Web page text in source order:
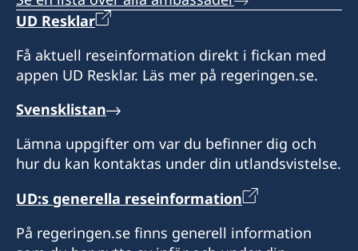
Honorärkonsul
Lena Brinkmann
UD Resklar
Få aktuell reseinformation direkt i fickan med
appen UD Resklar. Läs mer på regeringen.se.
Svensklistan
Lämna uppgifter om var du befinner dig och
hur du kan kontaktas under din utlandsvistelse.
UD:s generella reseinformation
På regeringen.se finns generell information